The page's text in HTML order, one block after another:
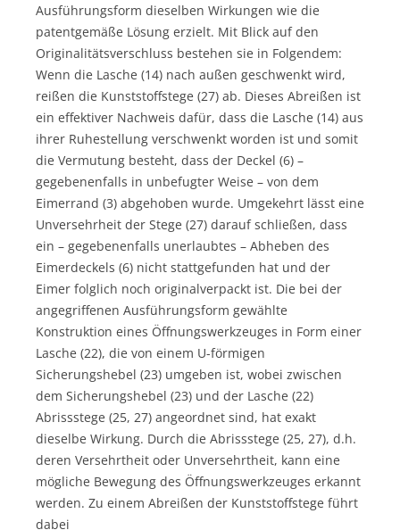
Ausführungsform dieselben Wirkungen wie die
patentgemäße Lösung erzielt. Mit Blick auf den
Originalitätsverschluss bestehen sie in Folgendem:
Wenn die Lasche (14) nach außen geschwenkt wird,
reißen die Kunststoffstege (27) ab. Dieses Abreißen ist
ein effektiver Nachweis dafür, dass die Lasche (14) aus
ihrer Ruhestellung verschwenkt worden ist und somit
die Vermutung besteht, dass der Deckel (6) –
gegebenenfalls in unbefugter Weise – von dem
Eimerrand (3) abgehoben wurde. Umgekehrt lässt eine
Unversehrheit der Stege (27) darauf schließen, dass
ein – gegebenenfalls unerlaubtes – Abheben des
Eimerdeckels (6) nicht stattgefunden hat und der
Eimer folglich noch originalverpackt ist. Die bei der
angegriffenen Ausführungsform gewählte
Konstruktion eines Öffnungswerkzeuges in Form einer
Lasche (22), die von einem U-förmigen
Sicherungshebel (23) umgeben ist, wobei zwischen
dem Sicherungshebel (23) und der Lasche (22)
Abrissstege (25, 27) angeordnet sind, hat exakt
dieselbe Wirkung. Durch die Abrissstege (25, 27), d.h.
deren Versehrtheit oder Unversehrtheit, kann eine
mögliche Bewegung des Öffnungswerkzeuges erkannt
werden. Zu einem Abreißen der Kunststoffstege führt
dabei